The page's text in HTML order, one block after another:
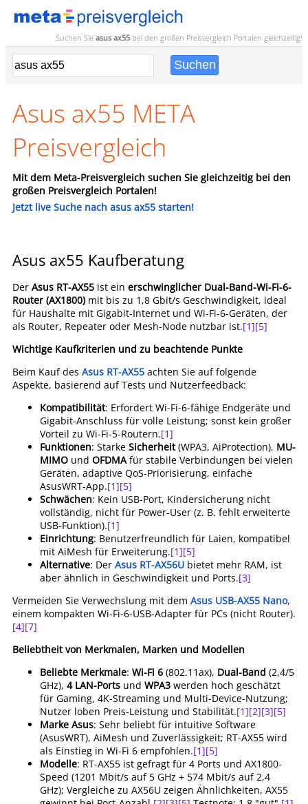
Suchen Sie asus ax55 bei den großen Preisvergleich Portalen gleichzeitig!
Asus ax55 META
Preisvergleich
Mit dem Meta-Preisvergleich suchen Sie gleichzeitig bei den
großen Preisvergleich Portalen!
Jetzt live Suche nach asus ax55 starten!
Asus ax55 Kaufberatung
Der Asus RT-AX55 ist ein erschwinglicher Dual-Band-Wi-Fi-6-
Router (AX1800) mit bis zu 1,8 Gbit/s Geschwindigkeit, ideal
für Haushalte mit Gigabit-Internet und Wi-Fi-6-Geräten, der
als Router, Repeater oder Mesh-Node nutzbar ist.[1][5]
Wichtige Kaufkriterien und zu beachtende Punkte
Beim Kauf des Asus RT-AX55 achten Sie auf folgende
Aspekte, basierend auf Tests und Nutzerfeedback:
Kompatibilität: Erfordert Wi-Fi-6-fähige Endgeräte und
Gigabit-Anschluss für volle Leistung; sonst kein großer
Vorteil zu Wi-Fi-5-Routern.[1]
Funktionen: Starke Sicherheit(WPA3, AiProtection), MU-
MIMO und OFDMAfür stabile Verbindungen bei vielen
Geräten, adaptive QoS-Priorisierung, einfache
AsusWRT-App.[1][5]
Schwächen: Kein USB-Port, Kindersicherung nicht
vollständig, nicht für Power-User (z. B. fehlt erweiterte
USB-Funktion).[1]
Einrichtung: Benutzerfreundlich für Laien, kompatibel
mit AiMesh für Erweiterung.[1][5]
Alternative: Der Asus RT-AX56U bietet mehr RAM, ist
aber ähnlich in Geschwindigkeit und Ports.[3]
Vermeiden Sie Verwechslung mit dem Asus USB-AX55 Nano,
einem kompakten Wi-Fi-6-USB-Adapter für PCs (nicht Router).
[4][7]
Beliebtheit von Merkmalen, Marken und Modellen
Beliebte Merkmale: Wi-Fi 6 (802.11ax), Dual-Band (2,4/5
GHz), 4 LAN-Ports und WPA3 werden hoch geschätzt
für Gaming, 4K-Streaming und Multi-Device-Nutzung;
Nutzer loben Preis-Leistung und Stabilität.[1][2][3][5]
Marke Asus: Sehr beliebt für intuitive Software
(AsusWRT), AiMesh und Zuverlässigkeit; RT-AX55 wird
als Einstieg in Wi-Fi 6 empfohlen.[1][5]
Modelle: RT-AX55 ist gefragt für 4 Ports und AX1800-
Speed (1201 Mbit/s auf 5 GHz + 574 Mbit/s auf 2,4
GHz); Vergleiche zu AX56U zeigen Ähnlichkeiten, AX55